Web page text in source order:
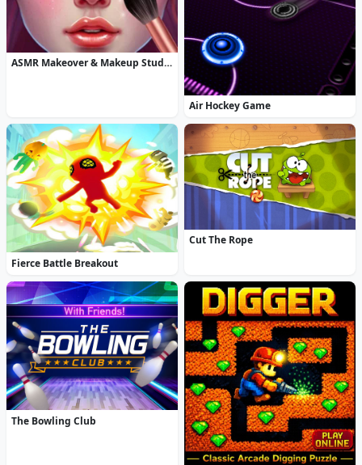
ASMR Makeover & Makeup Studio
Air Hockey Game
Fierce Battle Breakout
Cut The Rope
The Bowling Club